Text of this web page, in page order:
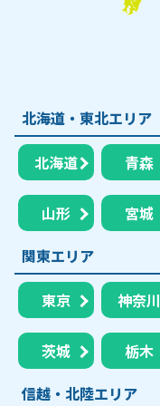
北海道・東北エリア
北海道 青森
山形 宮城
関東エリア
東京 神奈川
茨城 栃木
信越・北陸エリア